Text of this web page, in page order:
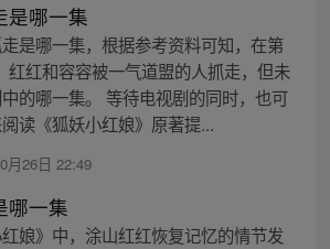
是哪一集
是哪一集，根据参考资料可知，在第
红和容容被一气道盟的人抓走，但未
的哪一集。 等待电视剧的同时，也可
读《狐妖小红娘》原著提...
月26日 22:49
哪一集
娘》中，涂山红红恢复记忆的情节发